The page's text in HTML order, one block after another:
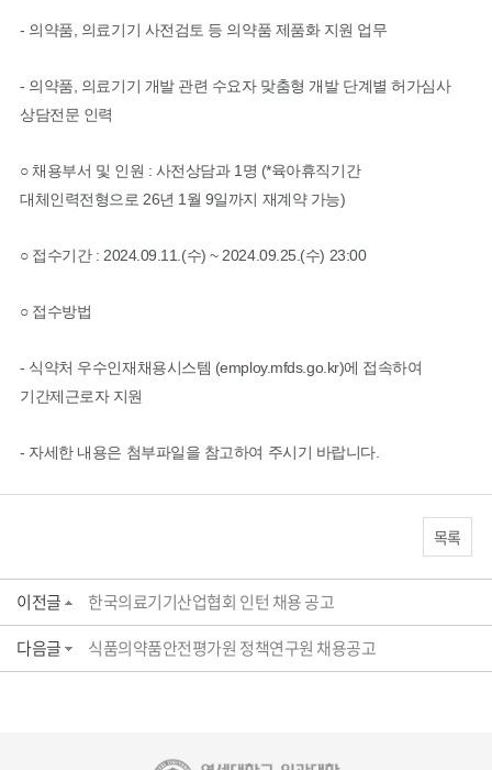
- 의약품, 의료기기 사전검토 등 의약품 제품화 지원 업무
- 의약품, 의료기기 개발 관련 수요자 맞춤형 개발 단계별 허가심사
상담전문 인력
○ 채용부서 및 인원 : 사전상담과 1명 (*육아휴직기간
대체인력전형으로 26년 1월 9일까지 재계약 가능)
○ 접수기간 : 2024.09.11.(수) ~ 2024.09.25.(수) 23:00
○ 접수방법
- 식약처 우수인재채용시스템 (employ.mfds.go.kr)에 접속하여
기간제근로자 지원
- 자세한 내용은 첨부파일을 참고하여 주시기 바랍니다.
목록
이전글
한국의료기기산업협회 인턴 채용 공고
다음글
식품의약품안전평가원 정책연구원 채용공고